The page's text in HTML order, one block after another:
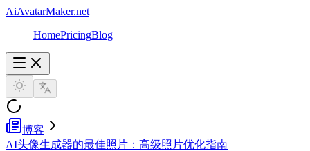
AiAvatarMaker.net
HomePricingBlog
博客
AI头像生成器的最佳照片：高级照片优化指南